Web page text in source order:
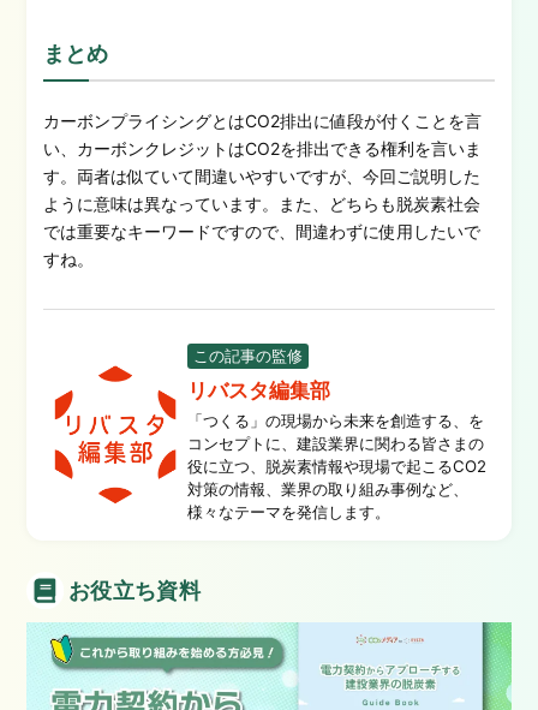
まとめ
カーボンプライシングとはCO2排出に値段が付くことを言
い、カーボンクレジットはCO2を排出できる権利を言いま
す。両者は似ていて間違いやすいですが、今回ご説明した
ように意味は異なっています。また、どちらも脱炭素社会
では重要なキーワードですので、間違わずに使用したいで
すね。
この記事の監修
リバスタ編集部
「つくる」の現場から未来を創造する、を
コンセプトに、建設業界に関わる皆さまの
役に立つ、脱炭素情報や現場で起こるCO2
対策の情報、業界の取り組み事例など、
様々なテーマを発信します。
お役立ち資料